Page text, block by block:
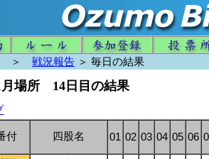
＞ 戦況報告 ＞ 毎日の結果
月場所 14日目の結果
付 四股名 01 02 03 04 05 06